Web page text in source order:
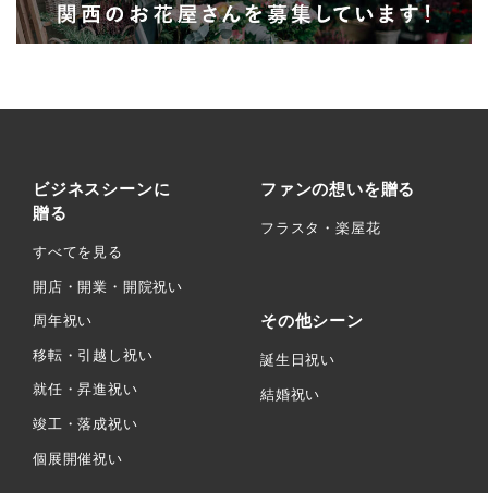
ビジネスシーンに
贈る
すべてを見る
開店・開業・開院祝い
周年祝い
移転・引越し祝い
就任・昇進祝い
竣工・落成祝い
個展開催祝い
ファンの想いを贈る
フラスタ・楽屋花
その他シーン
誕生日祝い
結婚祝い